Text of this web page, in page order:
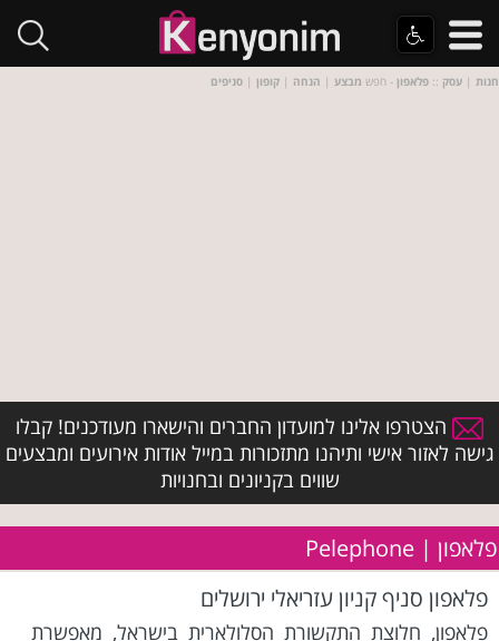
חנות | עסק :: פלאפון - חפש מבצע | הנחה | קופון | סניפים
הצטרפו אלינו למועדון החברים והישארו מעודכנים! קבלו
גישה לאזור אישי ותיהנו מתזכורות במייל אודות אירועים ומבצעים
שווים בקניונים ובחנויות
פלאפון | Pelephone
פלאפון סניף קניון עזריאלי ירושלים
פלאפון, חלוצת התקשורת הסלולארית בישראל, מאפשרת